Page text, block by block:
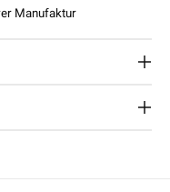
Manufaktur